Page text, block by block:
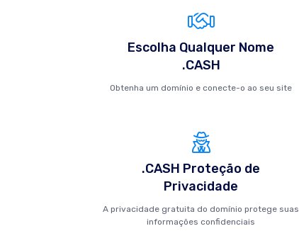
Escolha Qualquer Nome
.CASH
Obtenha um domínio e conecte-o ao seu site
.CASH Proteção de
Privacidade
A privacidade gratuita do domínio protege suas
informações confidenciais